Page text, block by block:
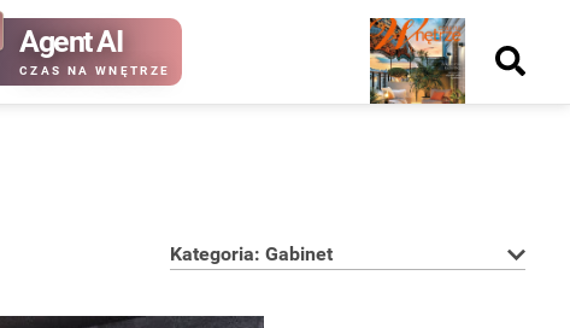
Agent AI
CZAS NA WNĘTRZE
Nowy
numer
kup ten
Kategoria: Gabinet